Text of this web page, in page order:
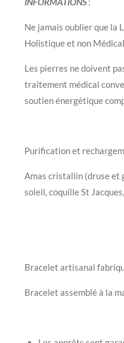
Ne jamais oublier que la
Holistique et non
Les pierres ne doivent
traitement médical
soutien énergétique
Purification et
Amas cristallin (druse et
soleil, coquille St
Bracelet artisanal
Bracelet assemblé à la